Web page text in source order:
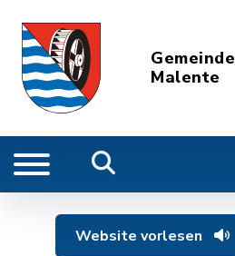
Gemeinde
Malente
Website vorlesen